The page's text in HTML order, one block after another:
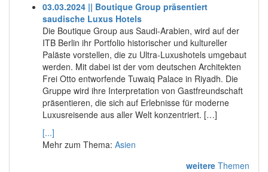
03.03.2024 || Boutique Group präsentiert
saudische Luxus Hotels
Die Boutique Group aus Saudi-Arabien, wird auf der
ITB Berlin ihr Portfolio historischer und kultureller
Paläste vorstellen, die zu Ultra-Luxushotels umgebaut
werden. Mit dabei ist der vom deutschen Architekten
Frei Otto entworfende Tuwaiq Palace in Riyadh. Die
Gruppe wird ihre Interpretation von Gastfreundschaft
präsentieren, die sich auf Erlebnisse für moderne
Luxusreisende aus aller Welt konzentriert. […]
[...]
Mehr zum Thema: Asien
weitere Themen